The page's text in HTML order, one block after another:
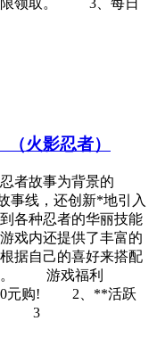
限领取。 3、每日
火影忍者）
者故事为背景的
事线，还创新*地引入
各种忍者的华丽技能
戏内还提供了丰富的
据自己的喜好来搭配
道。 游戏福利
包0元购! 2、**活跃
V! 3